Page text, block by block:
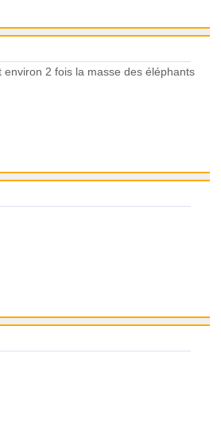
2 fois la masse des éléphants